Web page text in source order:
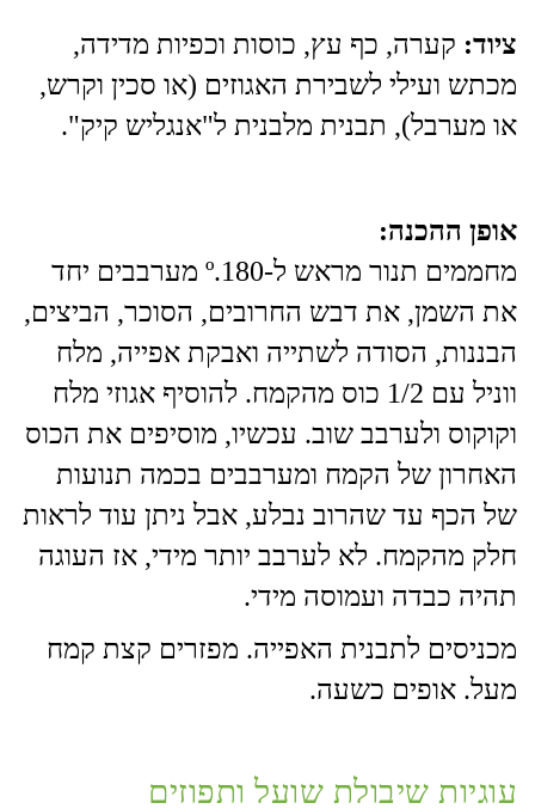
ציוד: קערה, כף עץ, כוסות וכפיות מדידה,
מכתש ועילי לשבירת האגוזים (או סכין וקרש,
או מערבל), תבנית מלבנית ל"אנגליש קיק".
אופן ההכנה:
מחממים תנור מראש ל-º.180 מערבבים יחד
את השמן, את דבש החרובים, הסוכר, הביצים,
הבננות, הסודה לשתייה ואבקת אפייה, מלח
ווניל עם 1/2 כוס מהקמח. להוסיף אגוזי מלח
וקוקוס ולערבב שוב. עכשיו, מוסיפים את הכוס
האחרון של הקמח ומערבבים בכמה תנועות
של הכף עד שהרוב נבלע, אבל ניתן עוד לראות
חלק מהקמח. לא לערבב יותר מידי, אז העוגה
תהיה כבדה ועמוסה מידי.
מכניסים לתבנית האפייה. מפזרים קצת קמח
מעל. אופים כשעה.
עוגיות שיבולת שועל ותפוזים